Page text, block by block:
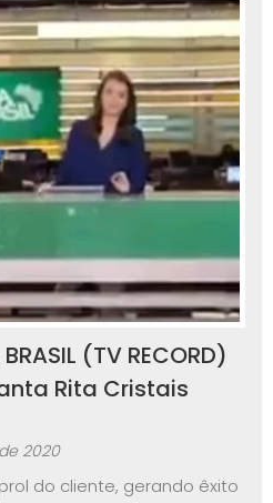
(TV RECORD)
Rita Cristais
2020
do cliente, gerando êxito